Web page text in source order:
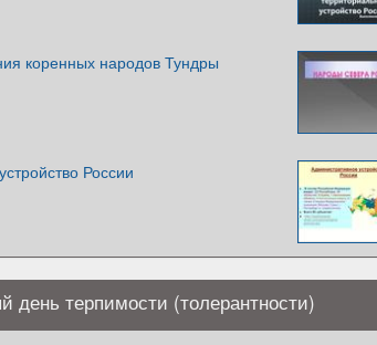
коренных народов Тундры
России
день терпимости (толерантности)